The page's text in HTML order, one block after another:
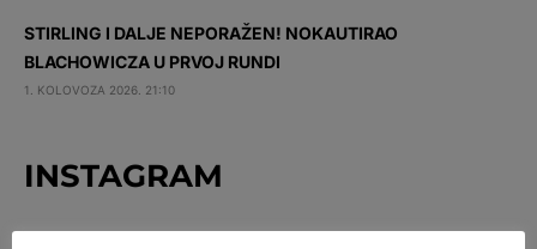
STIRLING I DALJE NEPORAŽEN! NOKAUTIRAO
BLACHOWICZA U PRVOJ RUNDI
1. KOLOVOZA 2026. 21:10
INSTAGRAM